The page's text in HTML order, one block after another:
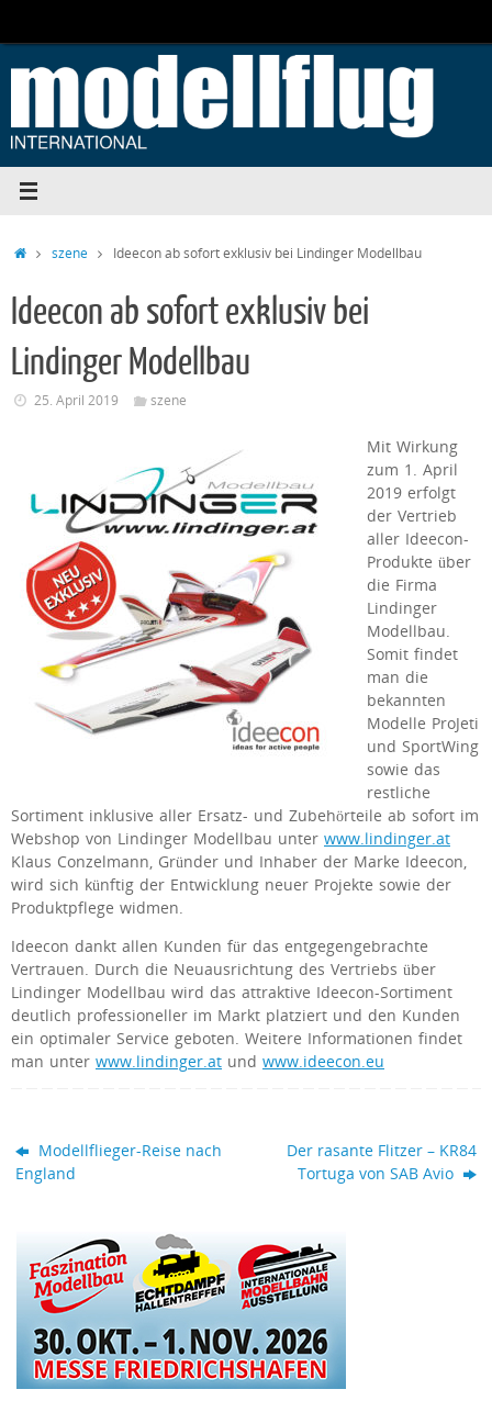
Startszene Ideecon ab sofort exklusiv bei Lindinger Modellbau
Ideecon ab sofort exklusiv bei
Lindinger Modellbau
25. April 2019 szene
Mit Wirkung
zum 1. April
2019 erfolgt
der Vertrieb
aller Ideecon-
Produkte über
die Firma
Lindinger
Modellbau.
Somit findet
man die
bekannten
Modelle ProJeti
und SportWing
sowie das
restliche
Sortiment inklusive aller Ersatz- und Zubehörteile ab sofort im
Webshop von Lindinger Modellbau unter www.lindinger.at
Klaus Conzelmann, Gründer und Inhaber der Marke Ideecon,
wird sich künftig der Entwicklung neuer Projekte sowie der
Produktpflege widmen.
Ideecon dankt allen Kunden für das entgegengebrachte
Vertrauen. Durch die Neuausrichtung des Vertriebs über
Lindinger Modellbau wird das attraktive Ideecon-Sortiment
deutlich professioneller im Markt platziert und den Kunden
ein optimaler Service geboten. Weitere Informationen findet
man unter www.lindinger.at und www.ideecon.eu
Modellflieger-Reise nach
England
Der rasante Flitzer – KR84
Tortuga von SAB Avio